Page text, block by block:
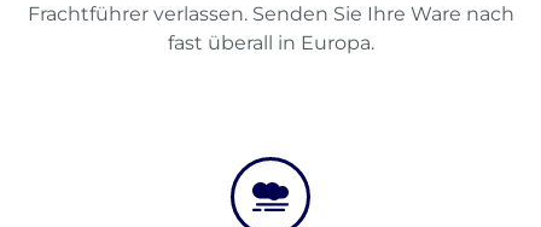
Frachtführer verlassen. Senden Sie Ihre Ware nach
fast überall in Europa.